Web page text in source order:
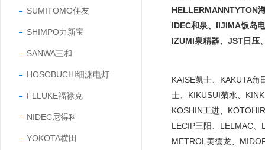
SUMITOMO住友
SHIMPO力新宝
SANWA三和
HOSOBUCHI细渊电灯
FLLUKE福禄克
NIDEC尼得科
YOKOTA横田
HELLERMANNTYTON
IDEC和泉、IIJIMA饭岛
IZUMI泉精器、JST日压
KAISE凯士、KAKUTA
士、KIKUSUI菊水、
KOSHIN工进、
LECIP三阳、LELMAC
METROL美德龙、